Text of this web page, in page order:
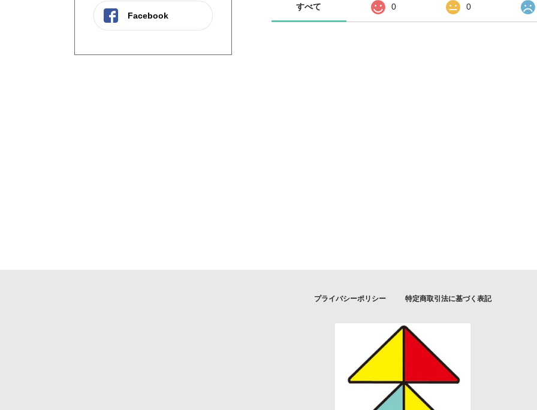
Facebook
すべて 0 0
プライバシーポリシー 特定商取引法に基づく表記